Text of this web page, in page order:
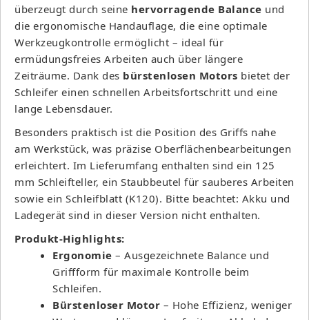
überzeugt durch seine hervorragende Balance und
die ergonomische Handauflage, die eine optimale
Werkzeugkontrolle ermöglicht – ideal für
ermüdungsfreies Arbeiten auch über längere
Zeiträume. Dank des bürstenlosen Motors bietet der
Schleifer einen schnellen Arbeitsfortschritt und eine
lange Lebensdauer.
Besonders praktisch ist die Position des Griffs nahe
am Werkstück, was präzise Oberflächenbearbeitungen
erleichtert. Im Lieferumfang enthalten sind ein 125
mm Schleifteller, ein Staubbeutel für sauberes Arbeiten
sowie ein Schleifblatt (K120). Bitte beachtet: Akku und
Ladegerät sind in dieser Version nicht enthalten.
Produkt-Highlights:
Ergonomie – Ausgezeichnete Balance und
Griffform für maximale Kontrolle beim
Schleifen.
Bürstenloser Motor – Hohe Effizienz, weniger